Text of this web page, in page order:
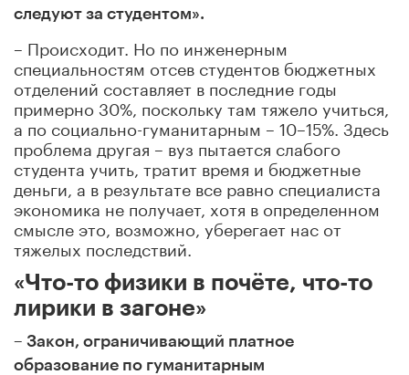
следуют за студентом».
– Происходит. Но по инженерным
специальностям отсев студентов бюджетных
отделений составляет в последние годы
примерно 30%, поскольку там тяжело учиться,
а по социально-гуманитарным – 10–15%. Здесь
проблема другая – вуз пытается слабого
студента учить, тратит время и бюджетные
деньги, а в результате все равно специалиста
экономика не получает, хотя в определенном
смысле это, возможно, уберегает нас от
тяжелых последствий.
«Что-то физики в почёте, что-то
лирики в загоне»
– Закон, ограничивающий платное
образование по гуманитарным